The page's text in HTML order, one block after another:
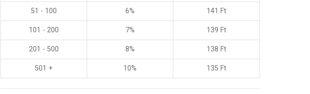
51 - 100 6% 141 Ft
101 - 200 7% 139 Ft
201 - 500 8% 138 Ft
501 + 10% 135 Ft